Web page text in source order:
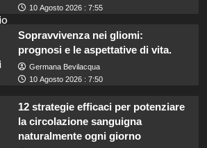
10 Agosto 2026 : 7:55
Sopravvivenza nei gliomi:
prognosi e le aspettative di vita.
Germana Bevilacqua
10 Agosto 2026 : 7:50
12 strategie efficaci per potenziare
la circolazione sanguigna
naturalmente ogni giorno